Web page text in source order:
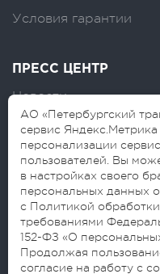
Условия гарантии
ПРЕСС ЦЕНТР
Новости
Логотипы
Блог
© 2026 АО
АО «Петербургский
сервис
персонализации
пользователей. Вы
в настройках своего
персональных данных
с Политикой
требованиями
152-ФЗ «О
Продолжая
согласие на работу с